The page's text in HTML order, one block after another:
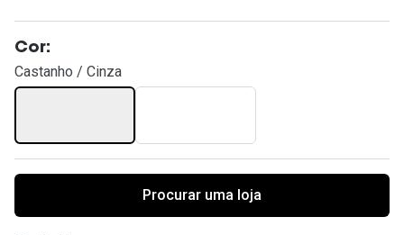
Cor:
Castanho / Cinza
Procurar uma loja